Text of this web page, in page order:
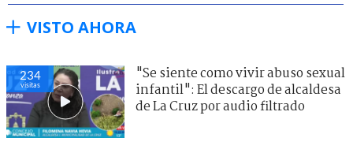
VISTO AHORA
234
visitas
"Se siente como vivir abuso sexual
infantil": El descargo de alcaldesa
de La Cruz por audio filtrado